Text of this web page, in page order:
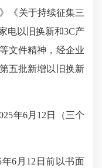
《关于持续征集三
电以旧换新和3C产
文件精神，经企业
五批新增以旧换新
年6月12日（三个
6月12日前以书面